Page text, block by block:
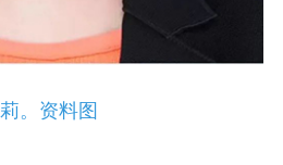
。资料图